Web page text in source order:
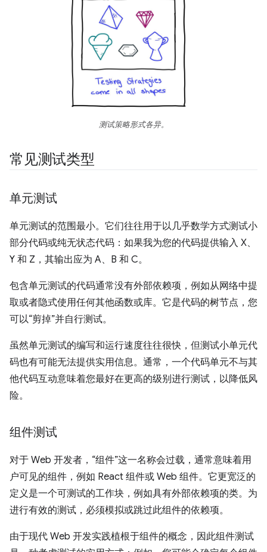
测试策略形式各异。
常见测试类型
单元测试
单元测试的范围最小。它们往往用于以几乎数学方式测试小
部分代码或纯无状态代码：如果我为您的代码提供输入 X、
Y 和 Z，其输出应为 A、B 和 C。
包含单元测试的代码通常没有外部依赖项，例如从网络中提
取或者隐式使用任何其他函数或库。它是代码的树节点，您
可以“剪掉”并自行测试。
虽然单元测试的编写和运行速度往往很快，但测试小单元代
码也有可能无法提供实用信息。通常，一个代码单元不与其
他代码互动意味着您最好在更高的级别进行测试，以降低风
险。
组件测试
对于 Web 开发者，“组件”这一名称会过载，通常意味着用
户可见的组件，例如 React 组件或 Web 组件。它更宽泛的
定义是一个可测试的工作块，例如具有外部依赖项的类。为
进行有效的测试，必须模拟或跳过此组件的依赖项。
由于现代 Web 开发实践植根于组件的概念，因此组件测试